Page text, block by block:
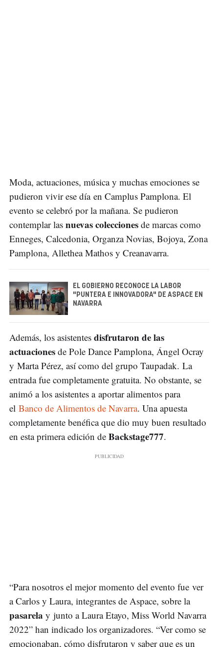
Moda, actuaciones, música y muchas emociones se
pudieron vivir ese día en Camplus Pamplona. El
evento se celebró por la mañana. Se pudieron
contemplar las nuevas colecciones de marcas como
Enneges, Calcedonia, Organza Novias, Bojoya, Zona
Pamplona, Allethea Mathos y Creanavarra.
EL GOBIERNO RECONOCE LA LABOR
"PUNTERA E INNOVADORA" DE ASPACE EN
NAVARRA
Además, los asistentes disfrutaron de las
actuaciones de Pole Dance Pamplona, Ángel Ocray
y Marta Pérez, así como del grupo Taupadak. La
entrada fue completamente gratuita. No obstante, se
animó a los asistentes a aportar alimentos para
el Banco de Alimentos de Navarra. Una apuesta
completamente benéfica que dio muy buen resultado
en esta primera edición de Backstage777.
“Para nosotros el mejor momento del evento fue ver
a Carlos y Laura, integrantes de Aspace, sobre la
pasarela y junto a Laura Etayo, Miss World Navarra
2022” han indicado los organizadores. “Ver como se
emocionaban, cómo disfrutaron y saber que es un